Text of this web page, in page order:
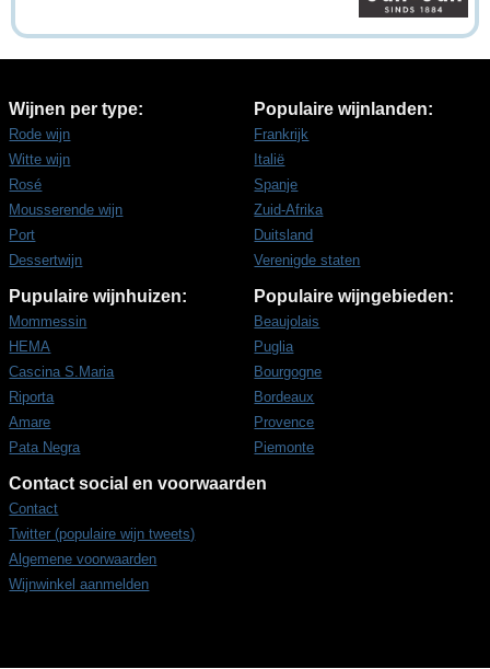
Wijnen per type:
Rode wijn
Witte wijn
Rosé
Mousserende wijn
Port
Dessertwijn
Populaire wijnlanden:
Frankrijk
Italië
Spanje
Zuid-Afrika
Duitsland
Verenigde staten
Pupulaire wijnhuizen:
Mommessin
HEMA
Cascina S.Maria
Riporta
Amare
Pata Negra
Populaire wijngebieden:
Beaujolais
Puglia
Bourgogne
Bordeaux
Provence
Piemonte
Contact social en voorwaarden
Contact
Twitter (populaire wijn tweets)
Algemene voorwaarden
Wijnwinkel aanmelden